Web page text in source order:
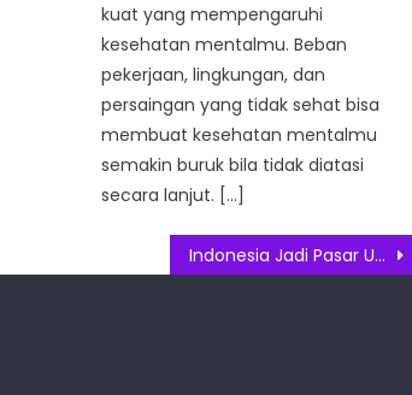
kuat yang mempengaruhi
kesehatan mentalmu. Beban
pekerjaan, lingkungan, dan
persaingan yang tidak sehat bisa
membuat kesehatan mentalmu
semakin buruk bila tidak diatasi
secara lanjut. […]
Indonesia Jadi Pasar Utama 1datapipe